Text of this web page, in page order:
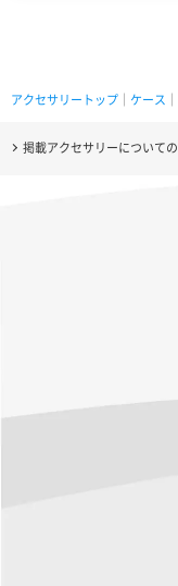
アクセサリートップ ケース
掲載アクセサリーについて